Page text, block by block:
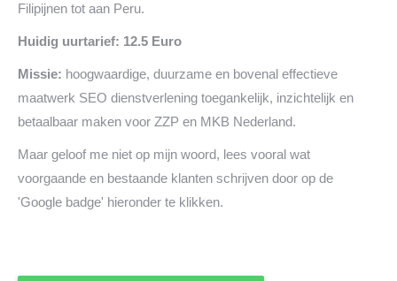
Filipijnen tot aan Peru.
Huidig uurtarief: 12.5 Euro
Missie: hoogwaardige, duurzame en bovenal effectieve
maatwerk SEO dienstverlening toegankelijk, inzichtelijk en
betaalbaar maken voor ZZP en MKB Nederland.
Maar geloof me niet op mijn woord, lees vooral wat
voorgaande en bestaande klanten schrijven door op de
'Google badge' hieronder te klikken.